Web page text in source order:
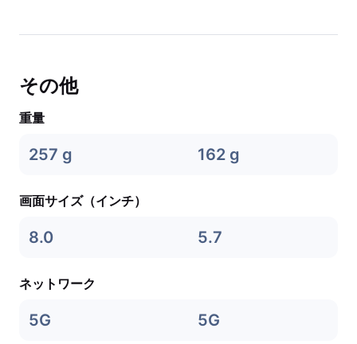
その他
重量
257 g 162 g
画面サイズ（インチ）
8.0 5.7
ネットワーク
5G 5G